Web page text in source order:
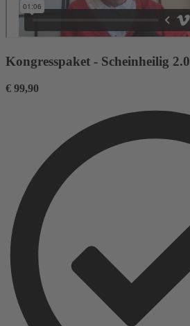
Kongresspaket - Scheinheilig 2.0
€ 99,90